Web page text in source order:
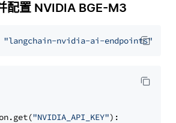
配置 NVIDIA BGE-M3
"langchain-nvidia-ai-endpoints"
"NVIDIA_API_KEY"):